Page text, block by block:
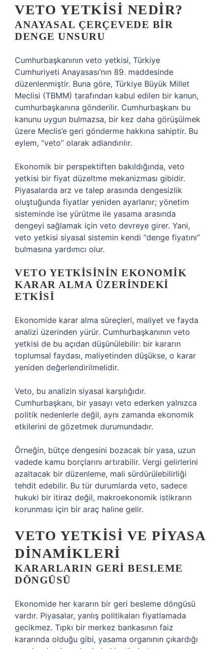
VETO YETKISI NEDIR?
ANAYASAL ÇERÇEVEDE BIR
DENGE UNSURU
Cumhurbaşkanının veto yetkisi, Türkiye
Cumhuriyeti Anayasası’nın 89. maddesinde
düzenlenmiştir. Buna göre, Türkiye Büyük Millet
Meclisi (TBMM) tarafından kabul edilen bir kanun,
cumhurbaşkanına gönderilir. Cumhurbaşkanı bu
kanunu uygun bulmazsa, bir kez daha görüşülmek
üzere Meclis’e geri gönderme hakkına sahiptir. Bu
eylem, “veto” olarak adlandırılır.
Ekonomik bir perspektiften bakıldığında, veto
yetkisi bir fiyat düzeltme mekanizması gibidir.
Piyasalarda arz ve talep arasında dengesizlik
oluştuğunda fiyatlar yeniden ayarlanır; yönetim
sisteminde ise yürütme ile yasama arasında
dengeyi sağlamak için veto devreye girer. Yani,
veto yetkisi siyasal sistemin kendi “denge fiyatını”
bulmasına yardımcı olur.
VETO YETKISININ EKONOMIK
KARAR ALMA ÜZERINDEKI
ETKISI
Ekonomide karar alma süreçleri, maliyet ve fayda
analizi üzerinden yürür. Cumhurbaşkanının veto
yetkisi de bu açıdan düşünülebilir: bir kararın
toplumsal faydası, maliyetinden düşükse, o karar
yeniden değerlendirilmelidir.
Veto, bu analizin siyasal karşılığıdır.
Cumhurbaşkanı, bir yasayı veto ederken yalnızca
politik nedenlerle değil, aynı zamanda ekonomik
etkilerini de gözetmek durumundadır.
Örneğin, bütçe dengesini bozacak bir yasa, uzun
vadede kamu borçlarını artırabilir. Vergi gelirlerini
azaltacak bir düzenleme, mali sürdürülebilirliği
tehdit edebilir. Bu tür durumlarda veto, sadece
hukuki bir itiraz değil, makroekonomik istikrarın
korunması için bir araç haline gelir.
VETO YETKISI VE PIYASA
DINAMIKLERI
KARARLARIN GERI BESLEME
DÖNGÜSÜ
Ekonomide her kararın bir geri besleme döngüsü
vardır. Piyasalar, yanlış politikaları fiyatlamada
gecikmez. Tıpkı bir merkez bankasının faiz
kararında olduğu gibi, yasama organının çıkardığı